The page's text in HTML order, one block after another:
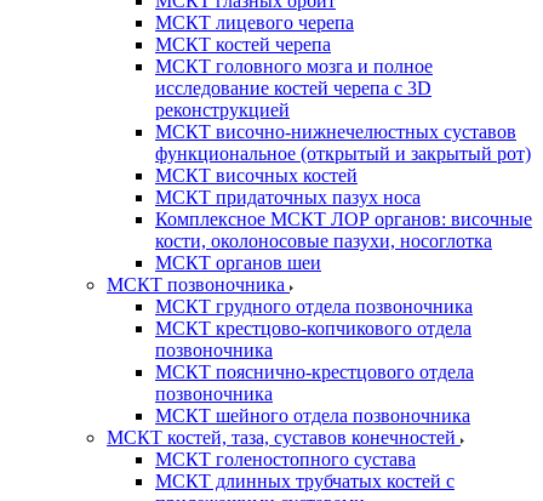
МСКТ лицевого черепа
МСКТ костей черепа
МСКТ головного мозга и полное
исследование костей черепа с 3D
реконструкцией
МСКТ височно-нижнечелюстных суставов
функциональное (открытый и закрытый рот)
МСКТ височных костей
МСКТ придаточных пазух носа
Комплексное МСКТ ЛОР органов: височные
кости, околоносовые пазухи, носоглотка
МСКТ органов шеи
МСКТ позвоночника
МСКТ грудного отдела позвоночника
МСКТ крестцово-копчикового отдела
позвоночника
МСКТ пояснично-крестцового отдела
позвоночника
МСКТ шейного отдела позвоночника
МСКТ костей, таза, суставов конечностей
МСКТ голеностопного сустава
МСКТ длинных трубчатых костей с